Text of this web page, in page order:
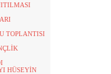
TOPLANTISI
HÜSEYİN